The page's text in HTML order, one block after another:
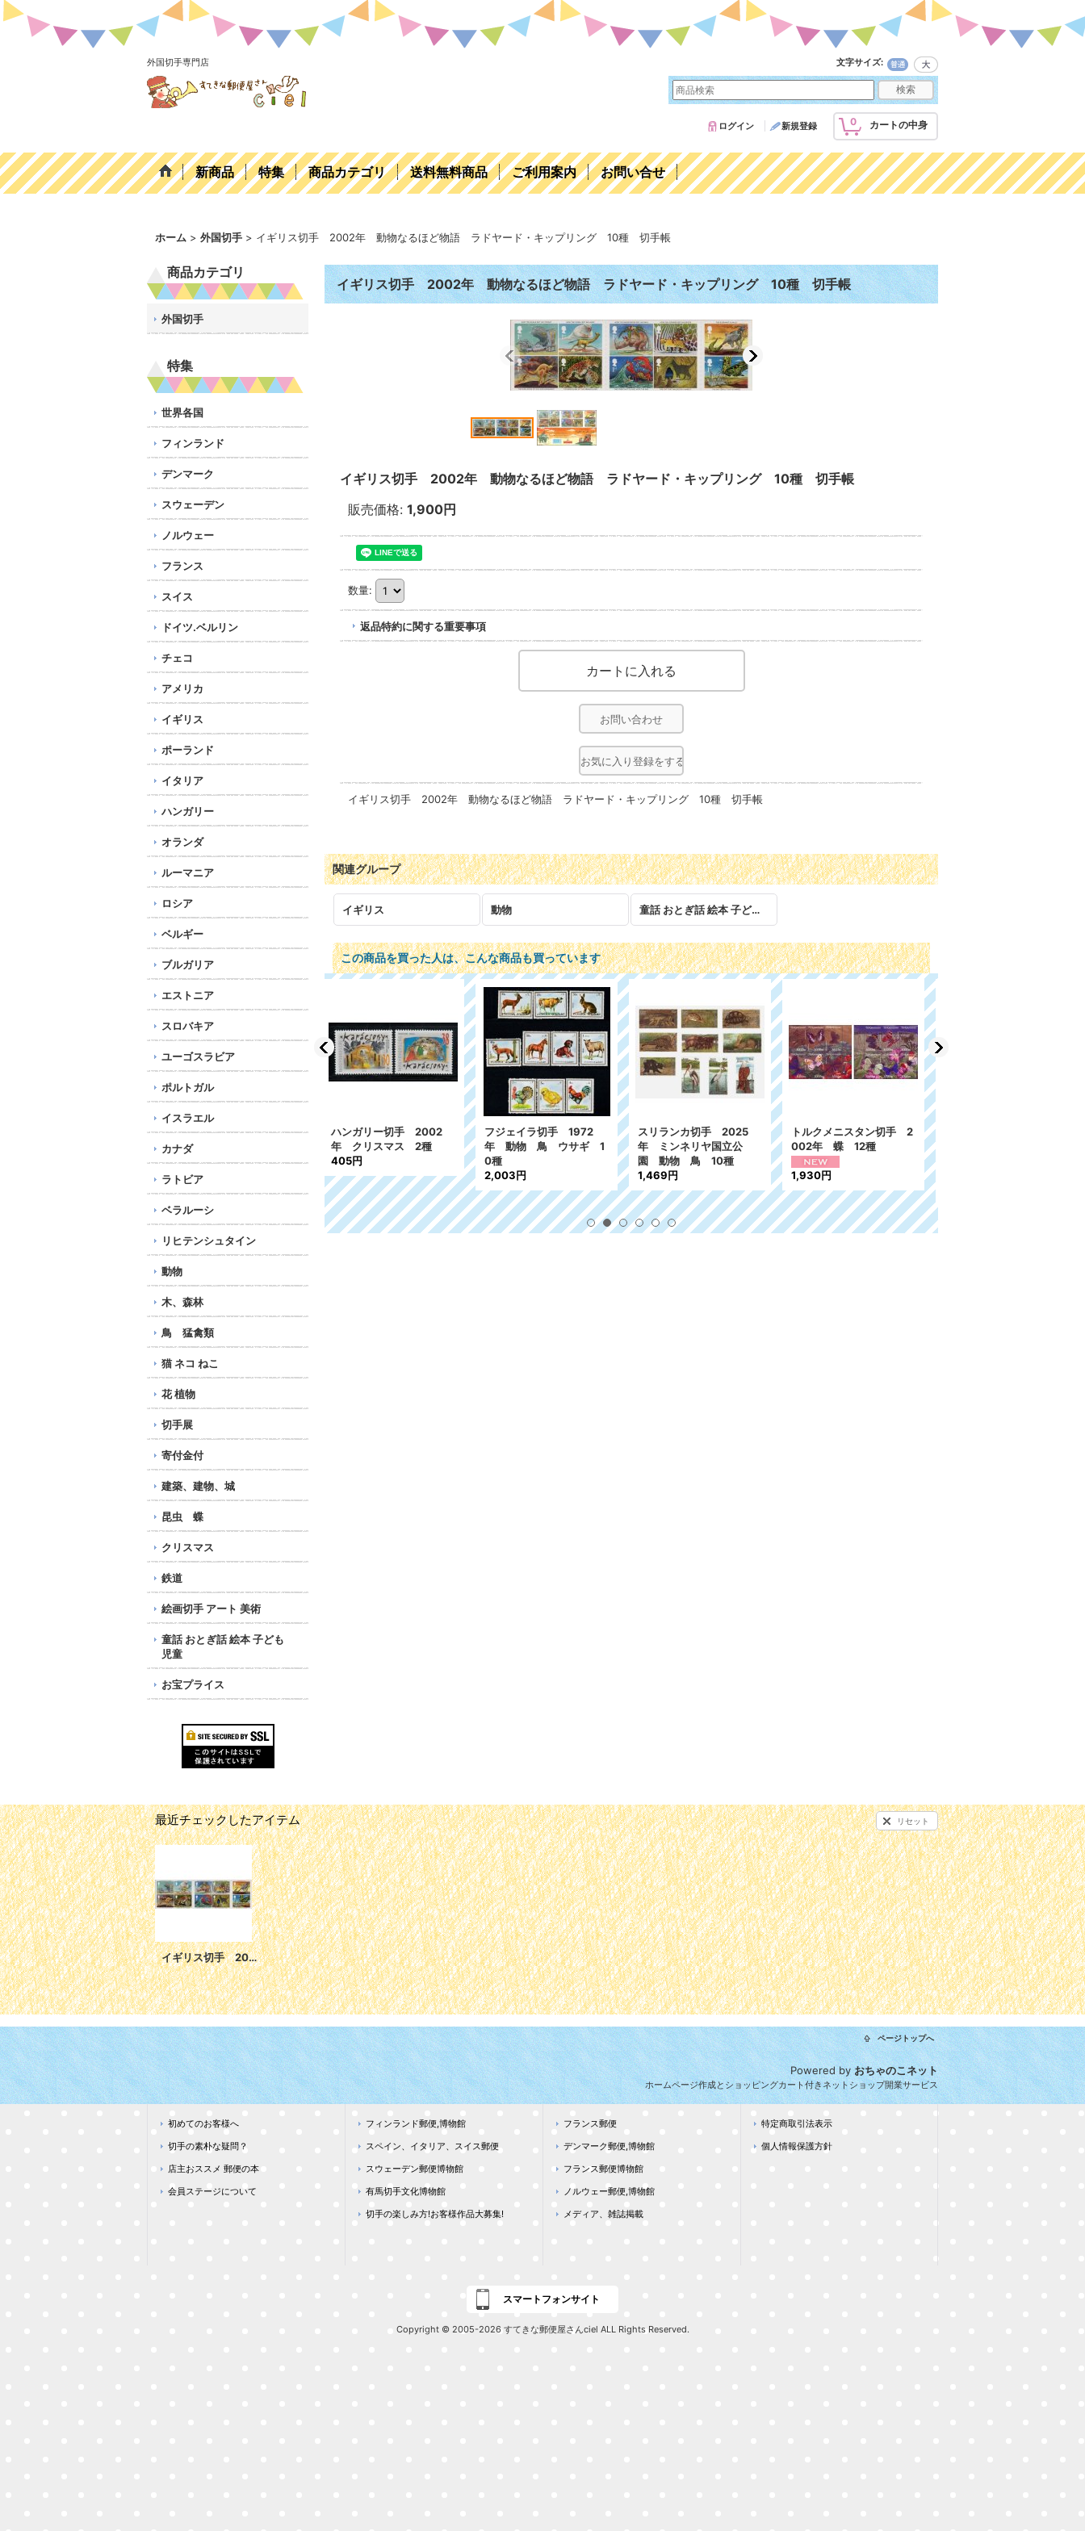
外国切手専門店 文字サイズ:
0 カートの中身
ログイン 新規登録
新商品 特集 商品カテゴリ 送料無料商品 ご利用案内 お問い合せ
ホーム > 外国切手 > イギリス切手 2002年 動物なるほど物語 ラドヤード・キップリング 10種 切手帳
商品カテゴリ
外国切手
特集
世界各国
フィンランド
デンマーク
スウェーデン
ノルウェー
フランス
スイス
ドイツ.ベルリン
チェコ
アメリカ
イギリス
ポーランド
イタリア
ハンガリー
オランダ
ルーマニア
ロシア
ベルギー
ブルガリア
エストニア
スロバキア
ユーゴスラビア
ポルトガル
イスラエル
カナダ
ラトビア
ベラルーシ
リヒテンシュタイン
動物
木、森林
鳥 猛禽類
猫 ネコ ねこ
花 植物
切手展
寄付金付
建築、建物、城
昆虫 蝶
クリスマス
鉄道
絵画切手 アート 美術
童話 おとぎ話 絵本 子ども
児童
お宝プライス
イギリス切手 2002年 動物なるほど物語 ラドヤード・キップリング 10種 切手帳
イギリス切手 2002年 動物なるほど物語 ラドヤード・キップリング 10種 切手帳
販売価格: 1,900円
数量:
返品特約に関する重要事項
お問い合わせ
お気に入り登録をする
イギリス切手 2002年 動物なるほど物語 ラドヤード・キップリング 10種 切手帳
関連グループ
イギリス 動物 童話 おとぎ話 絵本 子ども 児童
この商品を買った人は、こんな商品も買っています
インド切手 1974年 ア
ハンガリー切手 2002
年 クリスマス 2種
405円
フジェイラ切手 1972
年 動物 鳥 ウサギ 1
0種
2,003円
スリランカ切手 2025
年 ミンネリヤ国立公
園 動物 鳥 10種
1,469円
トルクメニスタン切手 2
002年 蝶 12種
1,930円
フランス切手 1993年
グリーティング 12種
コミック アニメ 切手
帳
3,024円
最近チェックしたアイテム リセット
イギリス切手 2002年 動物なるほど物語 ラドヤード・キップリング 10種 切手帳
ページトップへ
Powered byおちゃのこネット
ホームページ作成とショッピングカート付きネットショップ開業サービス
初めてのお客様へ
切手の素朴な疑問？
店主おススメ 郵便の本
会員ステージについて
フィンランド郵便,博物館
スペイン、イタリア、スイス郵便
スウェーデン郵便博物館
有馬切手文化博物館
切手の楽しみ方!お客様作品大募集!
フランス郵便
デンマーク郵便,博物館
フランス郵便博物館
ノルウェー郵便,博物館
メディア、雑誌掲載
特定商取引法表示
個人情報保護方針
スマートフォンサイト
Copyright © 2005-2026 すてきな郵便屋さんciel ALL Rights Reserved.